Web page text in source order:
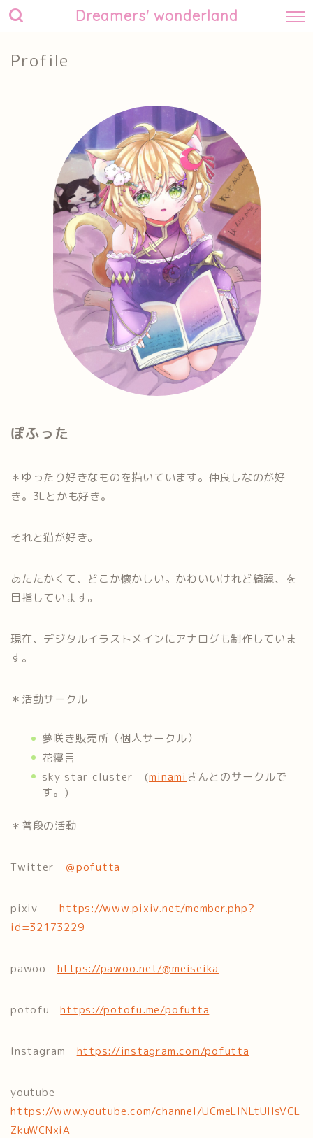
Dreamers' wonderland
Profile
ぽふった
＊ゆったり好きなものを描いています。仲良しなのが好
き。3Lとかも好き。
それと猫が好き。
あたたかくて、どこか懐かしい。かわいいけれど綺麗、を
目指しています。
現在、デジタルイラストメインにアナログも制作していま
す。
＊活動サークル
夢咲き販売所（個人サークル）
花寝言
sky star cluster (minami さんとのサークルで
す。)
＊普段の活動
Twitter ＠pofutta
pixivhttps://www.pixiv.net/member.php?
id=32173229
pawoo https://pawoo.net/@meiseika
potofuhttps://potofu.me/pofutta
Instagram https://instagram.com/pofutta
youtube
https://www.youtube.com/channel/UCmeLlNLtUHsVCL
ZkuWCNxiA